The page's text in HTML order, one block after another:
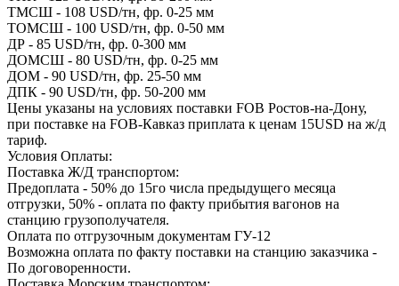
ТМСШ - 108 USD/тн, фр. 0-25 мм
ТОМСШ - 100 USD/тн, фр. 0-50 мм
ДР - 85 USD/тн, фр. 0-300 мм
ДОМСШ - 80 USD/тн, фр. 0-25 мм
ДОМ - 90 USD/тн, фр. 25-50 мм
ДПК - 90 USD/тн, фр. 50-200 мм
Цены указаны на условиях поставки FOB Ростов-на-Дону,
при поставке на FOB-Кавказ приплата к ценам 15USD на ж/д
тариф.
Условия Оплаты:
Поставка Ж/Д транспортом:
Предоплата - 50% до 15го числа предыдущего месяца
отгрузки, 50% - оплата по факту прибытия вагонов на
станцию грузополучателя.
Оплата по отгрузочным документам ГУ-12
Возможна оплата по факту поставки на станцию заказчика -
По договоренности.